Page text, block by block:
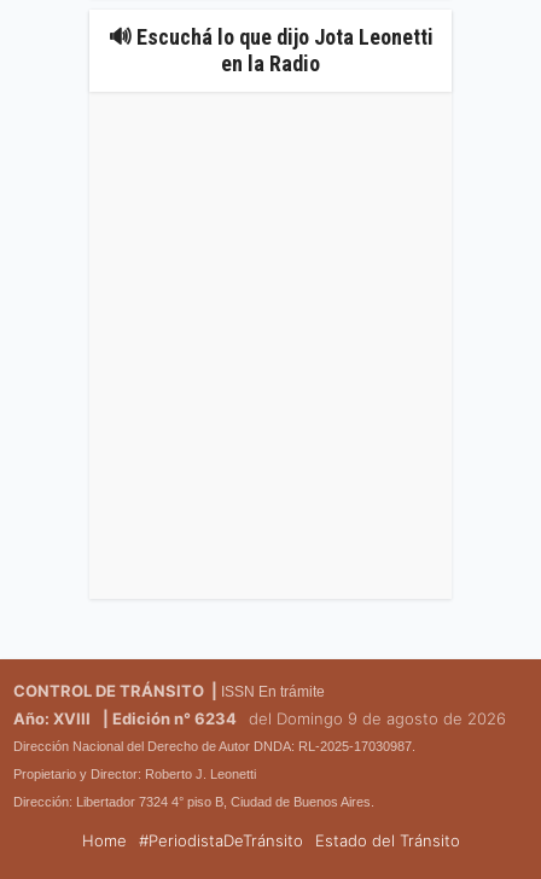
🔊 Escuchá lo que dijo Jota Leonetti
en la Radio
CONTROL DE TRÁNSITO | ISSN En trámite
Año: XVIII | Edición n° 6234 del Domingo 9 de agosto de 2026
Dirección Nacional del Derecho de Autor DNDA: RL-2025-17030987.
Propietario y Director: Roberto J. Leonetti
Dirección: Libertador 7324 4° piso B, Ciudad de Buenos Aires.
Home #PeriodistaDeTránsito Estado del Tránsito